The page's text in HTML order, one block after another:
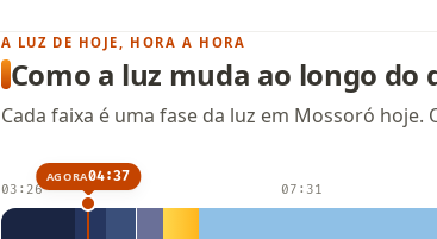
A LUZ DE HOJE, HORA A HORA
Como a luz muda ao longo do
Cada faixa é uma fase da luz em Mossoró
03:26 07:31
AGORA04:37